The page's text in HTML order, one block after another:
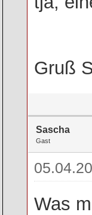
Gruß
Sascha
Gast
Was